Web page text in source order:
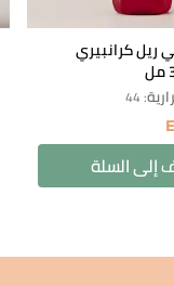
كرانبيري
إلى السلة
: 44